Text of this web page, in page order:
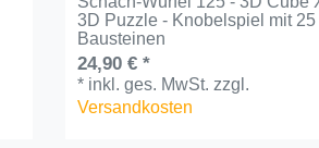
3D Puzzle - Knobelspiel mit 25
Bausteinen
24,90 € *
* inkl. ges. MwSt. zzgl.
Versandkosten